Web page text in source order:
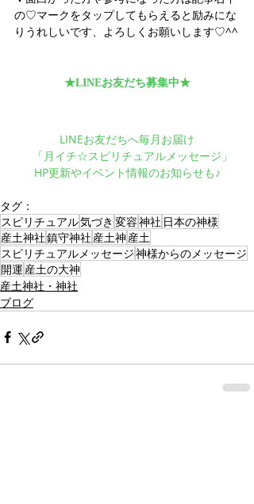
の♡マークをタップしてもらえると励みにな
りうれしいです、よろしくお願いします♡^^
★LINEお友だち募集中★
LINEお友だちへ毎月お届け
「月イチ☆スピリチュアルメッセージ」
HP更新やイベント情報のお知らせも♪
タグ：
スピリチュアル気づき 変容神社 日本の神様
産土神社鎮守神社 産土神 産土
スピリチュアルメッセージ神様からのメッセージ
開運 産土の大神
産土神社・神社
ブログ